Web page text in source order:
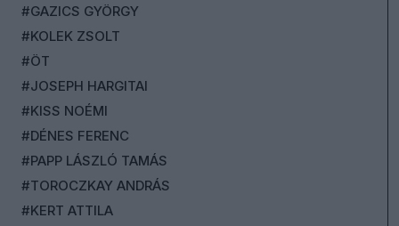
#GAZICS GYÖRGY
#KOLEK ZSOLT
#ÖT
#JOSEPH HARGITAI
#KISS NOÉMI
#DÉNES FERENC
#PAPP LÁSZLÓ TAMÁS
#TOROCZKAY ANDRÁS
#KERT ATTILA